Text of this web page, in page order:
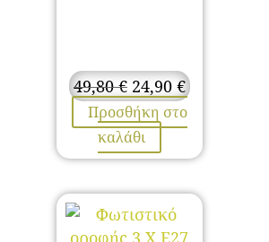
49,80€ Original
price
was:
49,80 €.
24,90 €Η
τρέχουσα
τιμή
είναι:
Προσθήκη στο
καλάθι